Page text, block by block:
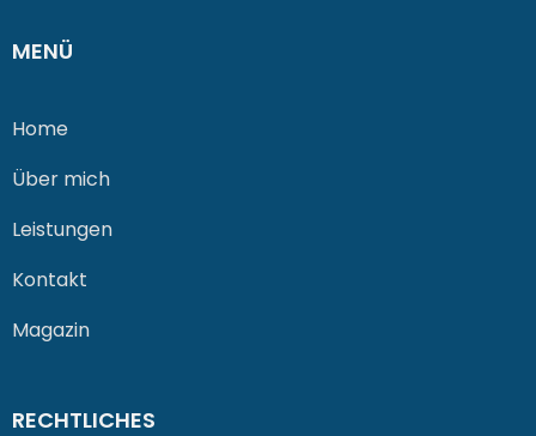
MENÜ
Home
Über mich
Leistungen
Kontakt
Magazin
RECHTLICHES